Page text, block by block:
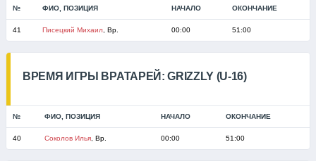
№ ФИО, ПОЗИЦИЯ НАЧАЛО ОКОНЧАНИЕ
41 Писецкий Михаил, Вр. 00:00 51:00
ВРЕМЯ ИГРЫ ВРАТАРЕЙ: GRIZZLY (U-16)
№ ФИО, ПОЗИЦИЯ НАЧАЛО ОКОНЧАНИЕ
40 Соколов Илья, Вр. 00:00 51:00